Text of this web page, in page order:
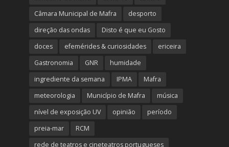
Câmara Municipal de Mafra
desporto
direção das ondas
Disto é que eu Gosto
doces
efemérides & curiosidades
ericeira
Gastronomia
GNR
humidade
ingrediente da semana
IPMA
Mafra
meteorologia
Município de Mafra
música
nível de exposição UV
opinião
período
preia-mar
RCM
rede de teatros e cineteatros portugueses